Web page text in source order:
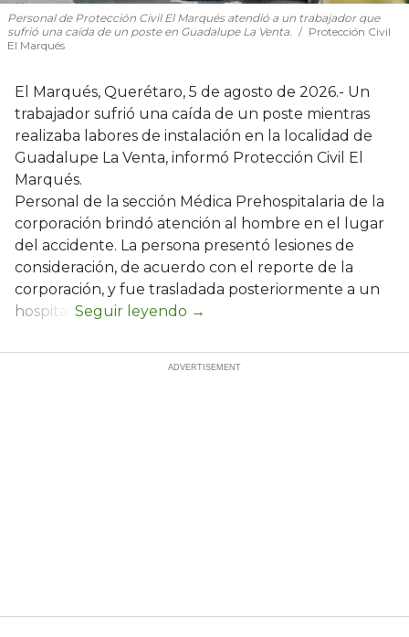
Personal de Protección Civil El Marqués atendió a un trabajador que
sufrió una caída de un poste en Guadalupe La Venta.
Protección Civil
El Marqués
El Marqués, Querétaro, 5 de agosto de 2026.- Un
trabajador sufrió una caída de un poste mientras
realizaba labores de instalación en la localidad de
Guadalupe La Venta, informó Protección Civil El
Marqués.
Personal de la sección Médica Prehospitalaria de la
corporación brindó atención al hombre en el lugar
del accidente. La persona presentó lesiones de
consideración, de acuerdo con el reporte de la
corporación, y fue trasladada posteriormente a un
hospital.